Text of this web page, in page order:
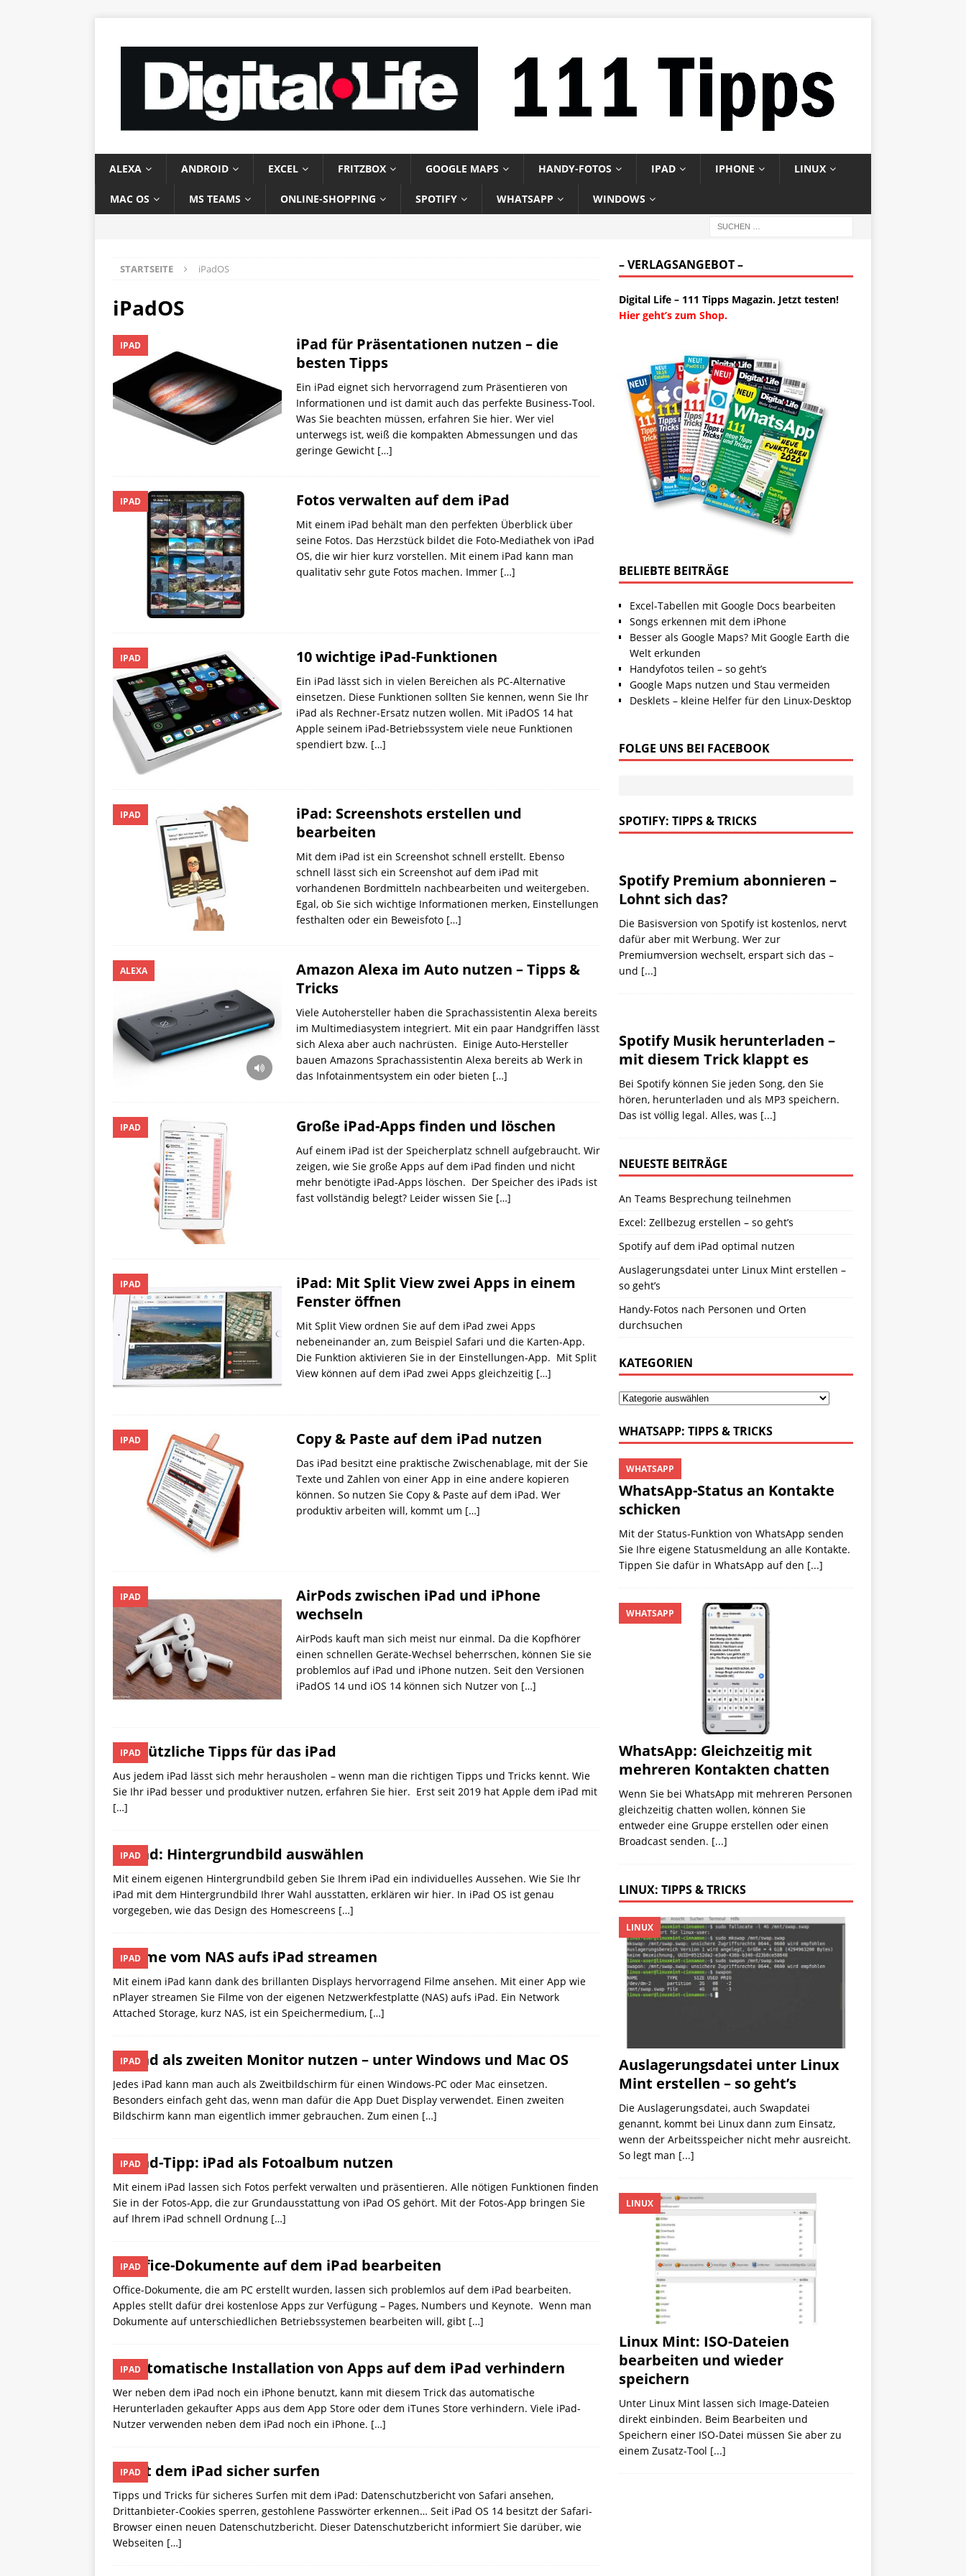
ALEXA ANDROID EXCEL FRITZBOX GOOGLE MAPS HANDY-FOTOS IPAD IPHONE LINUX
MAC OS MS TEAMS ONLINE-SHOPPING SPOTIFY WHATSAPP WINDOWS
STARTSEITE iPadOS
iPadOS
IPAD
iPad für Präsentationen nutzen – die
besten Tipps
Ein iPad eignet sich hervorragend zum Präsentieren von
Informationen und ist damit auch das perfekte Business-Tool.
Was Sie beachten müssen, erfahren Sie hier. Wer viel
unterwegs ist, weiß die kompakten Abmessungen und das
geringe Gewicht […]
IPAD Fotos verwalten auf dem iPad
Mit einem iPad behält man den perfekten Überblick über
seine Fotos. Das Herzstück bildet die Foto-Mediathek von iPad
OS, die wir hier kurz vorstellen. Mit einem iPad kann man
qualitativ sehr gute Fotos machen. Immer […]
IPAD 10 wichtige iPad-Funktionen
Ein iPad lässt sich in vielen Bereichen als PC-Alternative
einsetzen. Diese Funktionen sollten Sie kennen, wenn Sie Ihr
iPad als Rechner-Ersatz nutzen wollen. Mit iPadOS 14 hat
Apple seinem iPad-Betriebssystem viele neue Funktionen
spendiert bzw. […]
IPAD
iPad: Screenshots erstellen und
bearbeiten
Mit dem iPad ist ein Screenshot schnell erstellt. Ebenso
schnell lässt sich ein Screenshot auf dem iPad mit
vorhandenen Bordmitteln nachbearbeiten und weitergeben.
Egal, ob Sie sich wichtige Informationen merken, Einstellungen
festhalten oder ein Beweisfoto […]
ALEXA
Amazon Alexa im Auto nutzen – Tipps &
Tricks
Viele Autohersteller haben die Sprachassistentin Alexa bereits
im Multimediasystem integriert. Mit ein paar Handgriffen lässt
sich Alexa aber auch nachrüsten. Einige Auto-Hersteller
bauen Amazons Sprachassistentin Alexa bereits ab Werk in
das Infotainmentsystem ein oder bieten […]
IPAD Große iPad-Apps finden und löschen
Auf einem iPad ist der Speicherplatz schnell aufgebraucht. Wir
zeigen, wie Sie große Apps auf dem iPad finden und nicht
mehr benötigte iPad-Apps löschen. Der Speicher des iPads ist
fast vollständig belegt? Leider wissen Sie […]
IPAD
iPad: Mit Split View zwei Apps in einem
Fenster öffnen
Mit Split View ordnen Sie auf dem iPad zwei Apps
nebeneinander an, zum Beispiel Safari und die Karten-App.
Die Funktion aktivieren Sie in der Einstellungen-App. Mit Split
View können auf dem iPad zwei Apps gleichzeitig […]
IPAD Copy & Paste auf dem iPad nutzen
Das iPad besitzt eine praktische Zwischenablage, mit der Sie
Texte und Zahlen von einer App in eine andere kopieren
können. So nutzen Sie Copy & Paste auf dem iPad. Wer
produktiv arbeiten will, kommt um […]
IPAD
AirPods zwischen iPad und iPhone
wechseln
AirPods kauft man sich meist nur einmal. Da die Kopfhörer
einen schnellen Geräte-Wechsel beherrschen, können Sie sie
problemlos auf iPad und iPhone nutzen. Seit den Versionen
iPadOS 14 und iOS 14 können sich Nutzer von […]
IPAD
7 nützliche Tipps für das iPad
Aus jedem iPad lässt sich mehr herausholen – wenn man die richtigen Tipps und Tricks kennt. Wie
Sie Ihr iPad besser und produktiver nutzen, erfahren Sie hier. Erst seit 2019 hat Apple dem iPad mit
[…]
IPAD
iPad: Hintergrundbild auswählen
Mit einem eigenen Hintergrundbild geben Sie Ihrem iPad ein individuelles Aussehen. Wie Sie Ihr
iPad mit dem Hintergrundbild Ihrer Wahl ausstatten, erklären wir hier. In iPad OS ist genau
vorgegeben, wie das Design des Homescreens […]
IPAD
Filme vom NAS aufs iPad streamen
Mit einem iPad kann dank des brillanten Displays hervorragend Filme ansehen. Mit einer App wie
nPlayer streamen Sie Filme von der eigenen Netzwerkfestplatte (NAS) aufs iPad. Ein Network
Attached Storage, kurz NAS, ist ein Speichermedium, […]
IPAD
iPad als zweiten Monitor nutzen – unter Windows und Mac OS
Jedes iPad kann man auch als Zweitbildschirm für einen Windows-PC oder Mac einsetzen.
Besonders einfach geht das, wenn man dafür die App Duet Display verwendet. Einen zweiten
Bildschirm kann man eigentlich immer gebrauchen. Zum einen […]
IPAD
iPad-Tipp: iPad als Fotoalbum nutzen
Mit einem iPad lassen sich Fotos perfekt verwalten und präsentieren. Alle nötigen Funktionen finden
Sie in der Fotos-App, die zur Grundausstattung von iPad OS gehört. Mit der Fotos-App bringen Sie
auf Ihrem iPad schnell Ordnung […]
IPAD
Office-Dokumente auf dem iPad bearbeiten
Office-Dokumente, die am PC erstellt wurden, lassen sich problemlos auf dem iPad bearbeiten.
Apples stellt dafür drei kostenlose Apps zur Verfügung – Pages, Numbers und Keynote. Wenn man
Dokumente auf unterschiedlichen Betriebssystemen bearbeiten will, gibt […]
IPAD
Automatische Installation von Apps auf dem iPad verhindern
Wer neben dem iPad noch ein iPhone benutzt, kann mit diesem Trick das automatische
Herunterladen gekaufter Apps aus dem App Store oder dem iTunes Store verhindern. Viele iPad-
Nutzer verwenden neben dem iPad noch ein iPhone. […]
IPAD
Mit dem iPad sicher surfen
Tipps und Tricks für sicheres Surfen mit dem iPad: Datenschutzbericht von Safari ansehen,
Drittanbieter-Cookies sperren, gestohlene Passwörter erkennen… Seit iPad OS 14 besitzt der Safari-
Browser einen neuen Datenschutzbericht. Dieser Datenschutzbericht informiert Sie darüber, wie
Webseiten […]
– VERLAGSANGEBOT –
Digital Life – 111 Tipps Magazin. Jetzt testen!
Hier geht’s zum Shop.
BELIEBTE BEITRÄGE
Excel-Tabellen mit Google Docs bearbeiten
Songs erkennen mit dem iPhone
Besser als Google Maps? Mit Google Earth die
Welt erkunden
Handyfotos teilen – so geht’s
Google Maps nutzen und Stau vermeiden
Desklets – kleine Helfer für den Linux-Desktop
FOLGE UNS BEI FACEBOOK
SPOTIFY: TIPPS & TRICKS
Spotify Premium abonnieren –
Lohnt sich das?
Die Basisversion von Spotify ist kostenlos, nervt
dafür aber mit Werbung. Wer zur
Premiumversion wechselt, erspart sich das –
und [...]
Spotify Musik herunterladen –
mit diesem Trick klappt es
Bei Spotify können Sie jeden Song, den Sie
hören, herunterladen und als MP3 speichern.
Das ist völlig legal. Alles, was [...]
NEUESTE BEITRÄGE
An Teams Besprechung teilnehmen
Excel: Zellbezug erstellen – so geht’s
Spotify auf dem iPad optimal nutzen
Auslagerungsdatei unter Linux Mint erstellen –
so geht’s
Handy-Fotos nach Personen und Orten
durchsuchen
KATEGORIEN
WHATSAPP: TIPPS & TRICKS
WhatsApp-Status an Kontakte
schicken
WHATSAPP
Mit der Status-Funktion von WhatsApp senden
Sie Ihre eigene Statusmeldung an alle Kontakte.
Tippen Sie dafür in WhatsApp auf den [...]
WhatsApp: Gleichzeitig mit
mehreren Kontakten chatten
WHATSAPP
Wenn Sie bei WhatsApp mit mehreren Personen
gleichzeitig chatten wollen, können Sie
entweder eine Gruppe erstellen oder einen
Broadcast senden. [...]
LINUX: TIPPS & TRICKS
Auslagerungsdatei unter Linux
Mint erstellen – so geht’s
LINUX
Die Auslagerungsdatei, auch Swapdatei
genannt, kommt bei Linux dann zum Einsatz,
wenn der Arbeitsspeicher nicht mehr ausreicht.
So legt man [...]
Linux Mint: ISO-Dateien
bearbeiten und wieder
speichern
LINUX
Unter Linux Mint lassen sich Image-Dateien
direkt einbinden. Beim Bearbeiten und
Speichern einer ISO-Datei müssen Sie aber zu
einem Zusatz-Tool [...]